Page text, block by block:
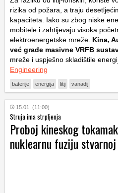
rizika od požara, a traju
kapaciteta. Iako su zbog niske
mobitele i zahtijevaju visoka
elektroenergetske mreže. Kina,
već grade masivne VRFB
mreže i uspješno skladištile
Engineering
baterije energija litij vanadij
15.01. (11:00)
Struja ima strpljenja
Proboj kineskog
nuklearnu fuziju